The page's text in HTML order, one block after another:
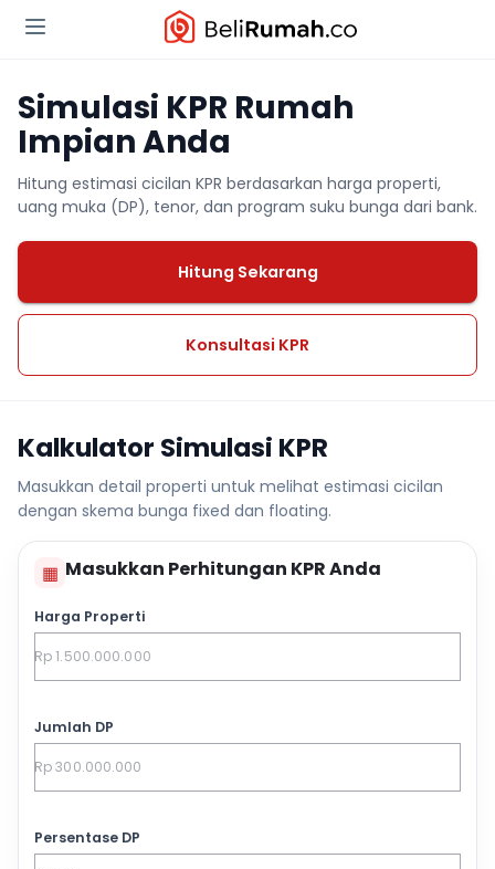
Simulasi KPR Rumah
Impian Anda
Hitung estimasi cicilan KPR berdasarkan harga properti,
uang muka (DP), tenor, dan program suku bunga dari bank.
Hitung Sekarang
Konsultasi KPR
Kalkulator Simulasi KPR
Masukkan detail properti untuk melihat estimasi cicilan
dengan skema bunga fixed dan floating.
▦ Masukkan Perhitungan KPR Anda
Harga Properti
Jumlah DP
Persentase DP